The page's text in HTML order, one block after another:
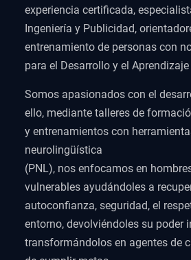
experiencia certificada,
Ingeniería y Publicidad,
entrenamiento de personas con
para el Desarrollo y el
Somos apasionados con el
ello, mediante talleres de
y entrenamientos con
neurolingüística
(PNL), nos enfocamos en
vulnerables ayudándoles a
autoconfianza, seguridad, el
entorno, devolviéndoles su poder
transformándolos en agentes de